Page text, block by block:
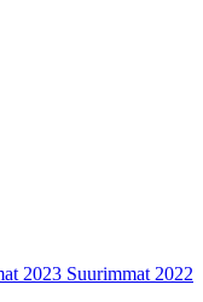
2023 Suurimmat 2022